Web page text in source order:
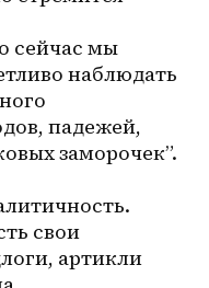
сейчас мы
наблюдать
падежей,
заморочек”.
свои
артикли